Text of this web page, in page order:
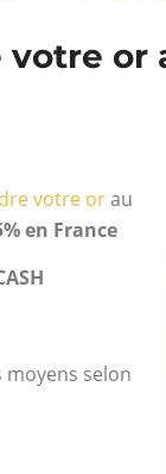
votre orau
en France
moyens selon